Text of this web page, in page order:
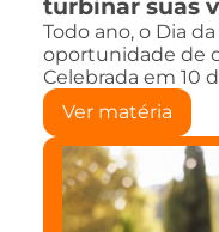
turbinar suas
Todo ano, o Dia
oportunidade de
Celebrada em 10
Ver matéria